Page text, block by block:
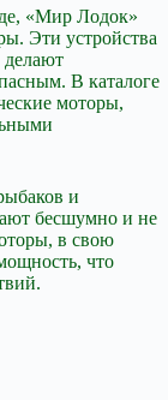
«Мир Лодок»
Эти устройства
делают
В каталоге
моторы,
и
бесшумно и не
в свою
что